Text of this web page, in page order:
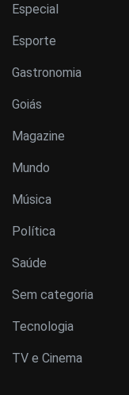
Especial
Esporte
Gastronomia
Goiás
Magazine
Mundo
Música
Política
Saúde
Sem categoria
Tecnologia
TV e Cinema